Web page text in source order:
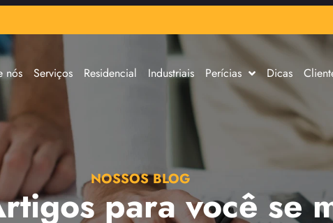
nós Serviços Residencial Industriais Perícias Dicas
NOSSOS BLOG
para você se